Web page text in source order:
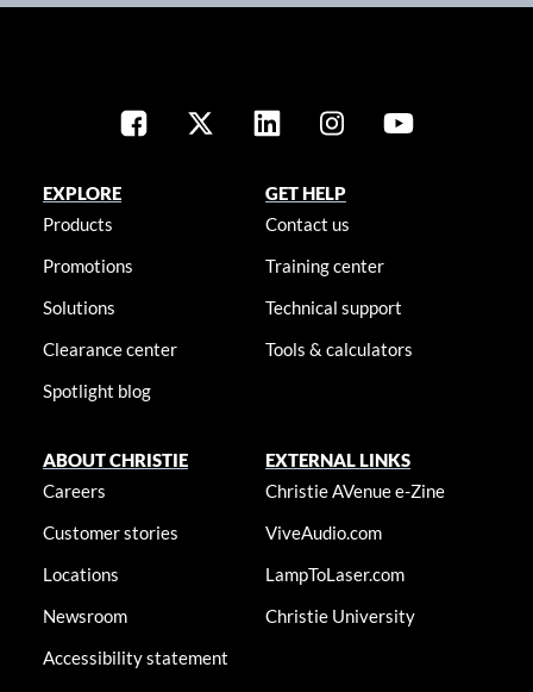
EXPLORE
Products
Promotions
Solutions
Clearance center
Spotlight blog
GET HELP
Contact us
Training center
Technical support
Tools & calculators
ABOUT CHRISTIE
Careers
Customer stories
Locations
Newsroom
Accessibility statement
EXTERNAL LINKS
Christie AVenue e-Zine
ViveAudio.com
LampToLaser.com
Christie University